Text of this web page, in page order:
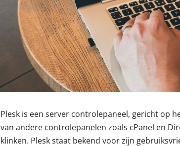
Plesk is een server controlepaneel, gericht op
van andere controlepanelen zoals cPanel en
klinken. Plesk staat bekend voor zijn